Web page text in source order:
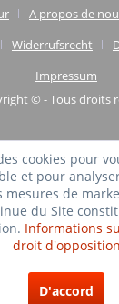
A propos de
Widerrufsrecht
Impressum
© - Tous droits
cookies pour
et pour
mesures de
du Site
Informations
droit d'opposition
D'accord
(4.75 / 5)
à: shopvote.de ⓘ